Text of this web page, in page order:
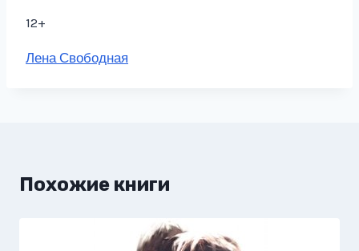
12+
Метки
Лена Свободная
Похожие книги